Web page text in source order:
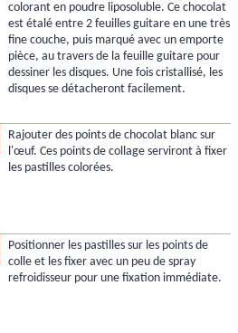
colorant en poudre liposoluble. Ce chocolat
est étalé entre 2 feuilles guitare en une très
fine couche, puis marqué avec un emporte
pièce, au travers de la feuille guitare pour
dessiner les disques. Une fois cristallisé, les
disques se détacheront facilement.
Rajouter des points de chocolat blanc sur
l'œuf. Ces points de collage serviront à fixer
les pastilles colorées.
Positionner les pastilles sur les points de
colle et les fixer avec un peu de spray
refroidisseur pour une fixation immédiate.